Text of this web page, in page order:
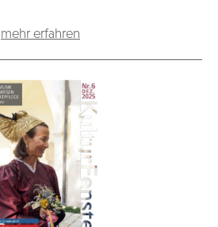
mehr erfahren